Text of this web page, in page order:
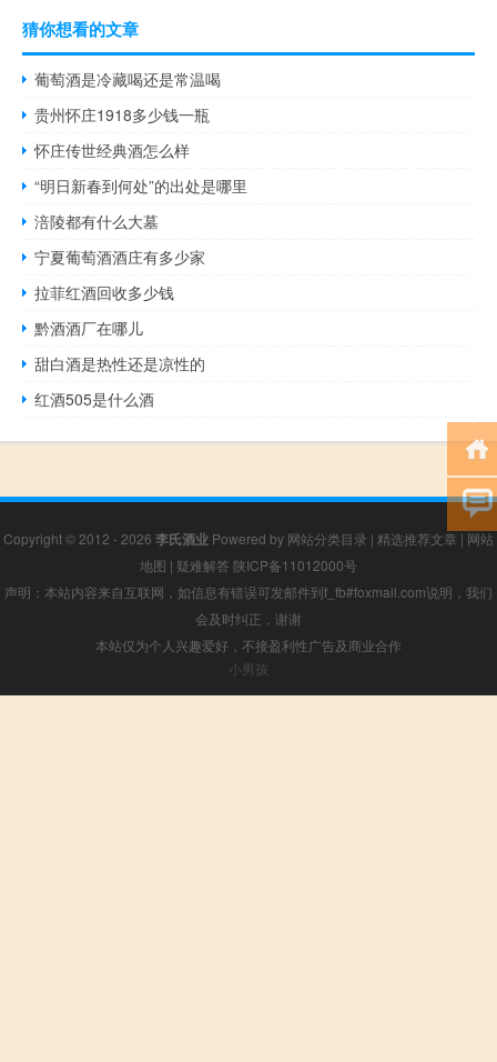
猜你想看的文章
葡萄酒是冷藏喝还是常温喝
贵州怀庄1918多少钱一瓶
怀庄传世经典酒怎么样
“明日新春到何处”的出处是哪里
涪陵都有什么大墓
宁夏葡萄酒酒庄有多少家
拉菲红酒回收多少钱
黔酒酒厂在哪儿
甜白酒是热性还是凉性的
红酒505是什么酒
Copyright © 2012 - 2026 李氏酒业 Powered by 网站分类目录 | 精选推荐文章 | 网站
地图 | 疑难解答 陕ICP备11012000号
声明：本站内容来自互联网，如信息有错误可发邮件到f_fb#foxmail.com说明，我们
会及时纠正，谢谢
本站仅为个人兴趣爱好，不接盈利性广告及商业合作
小男孩